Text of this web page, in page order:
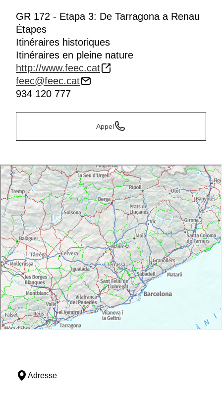
GR 172 - Etapa 3: De Tarragona a Renau
Étapes
Itinéraires historiques
Itinéraires en pleine nature
http://www.feec.cat
feec@feec.cat
934 120 777
Appel
Adresse